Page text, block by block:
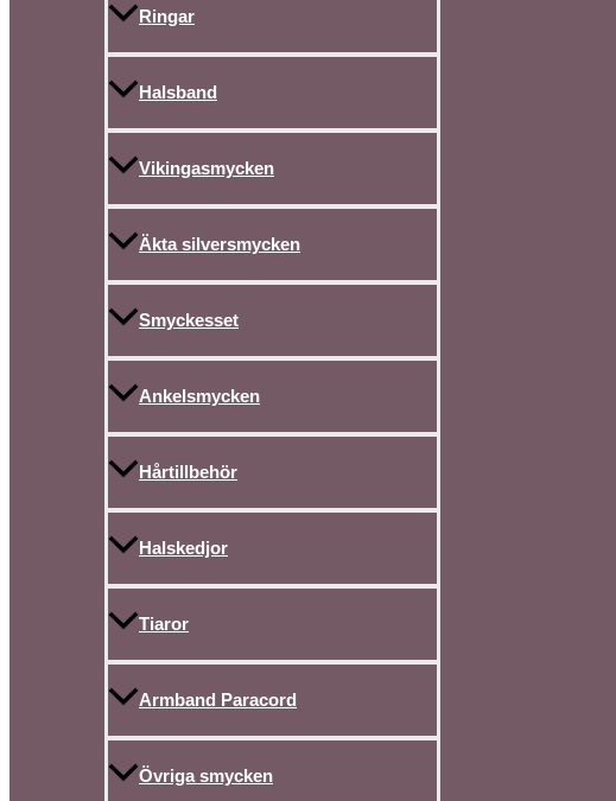
Ringar
Halsband
Vikingasmycken
Äkta silversmycken
Smyckesset
Ankelsmycken
Hårtillbehör
Halskedjor
Tiaror
Armband Paracord
Övriga smycken